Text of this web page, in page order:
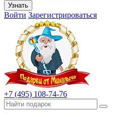
Узнать
Войти Зарегистрироваться
+7 (495) 108-74-76